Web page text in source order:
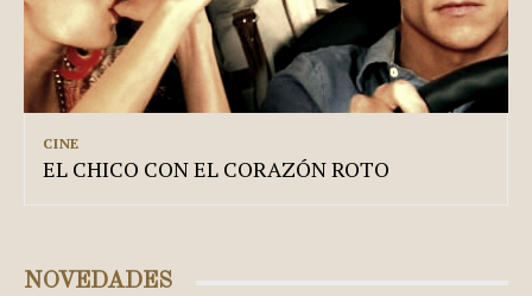
CINE
EL CHICO CON EL CORAZÓN ROTO
NOVEDADES